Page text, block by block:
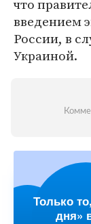
что
введением
России, в
Украиной.
Только
дня»